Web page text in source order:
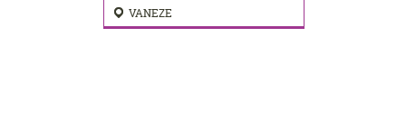
VANEZE